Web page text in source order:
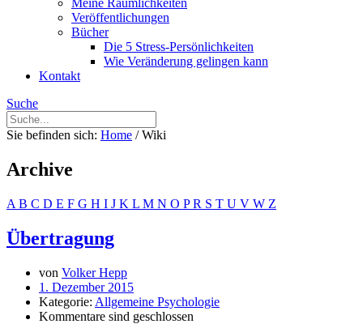
Meine Räumlichkeiten
Veröffentlichungen
Bücher
Die 5 Stress-Persönlichkeiten
Wie Veränderung gelingen kann
Kontakt
Suche
Sie befinden sich: Home / Wiki
Archive
A B C D E F G H I J K L M N O PR S T U V W Z
Übertragung
von Volker Hepp
1. Dezember 2015
Kategorie: Allgemeine Psychologie
Kommentare sind geschlossen